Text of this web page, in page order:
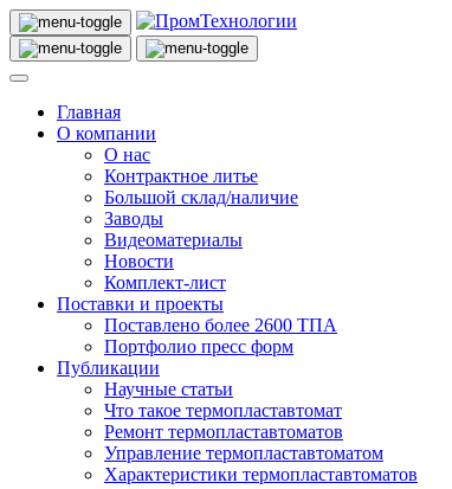
Главная
О компании
О нас
Контрактное литье
Большой склад/наличие
Заводы
Видеоматериалы
Новости
Комплект-лист
Поставки и проекты
Поставлено более 2600 ТПА
Портфолио пресс форм
Публикации
Научные статьи
Что такое термопластавтомат
Ремонт термопластавтоматов
Управление термопластавтоматом
Характеристики термопластавтоматов